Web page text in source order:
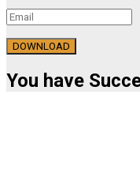
DOWNLOAD
You have